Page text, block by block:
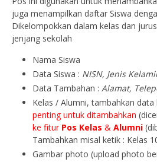
juga menampilkan daftar Siswa
Dikelompokkan dalam kelas dan
jenjang sekolah
Nama Siswa
Data Siswa : NISN, Jenis
Data Tambahan : Alamat,
Kelas / Alumni, tambahkan data
penting untuk ditambahkan
ke fitur Pos Kelas & Alumni
Tambahkan misal ketik : Kelas
Gambar photo (upload photo